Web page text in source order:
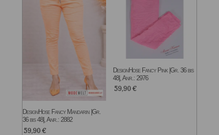
DesignHose Fancy Mandarin |Gr.
36 bis 48|, Anr.: 2882
59,90€
DesignHose Fancy Pink |Gr. 36 bis
48|, Anr.: 2976
59,90€